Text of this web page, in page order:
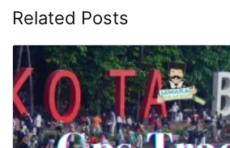
Related Posts